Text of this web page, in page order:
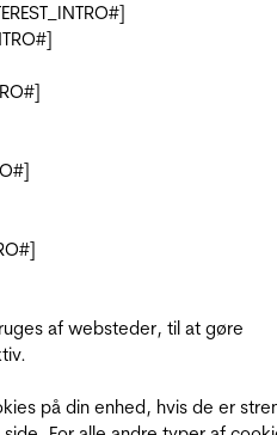
af websteder, til at gøre
på din enhed, hvis de er